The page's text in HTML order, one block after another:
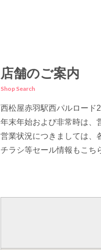
店舗のご案内
Shop Search
西松屋赤羽駅西パルロード
年末年始および非常時は、
営業状況につきましては、
チラシ等セール情報もこち